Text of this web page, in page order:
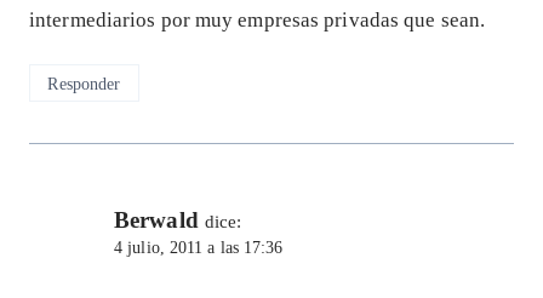
intermediarios por muy empresas privadas que sean.
Responder
Berwald dice:
4 julio, 2011 a las 17:36